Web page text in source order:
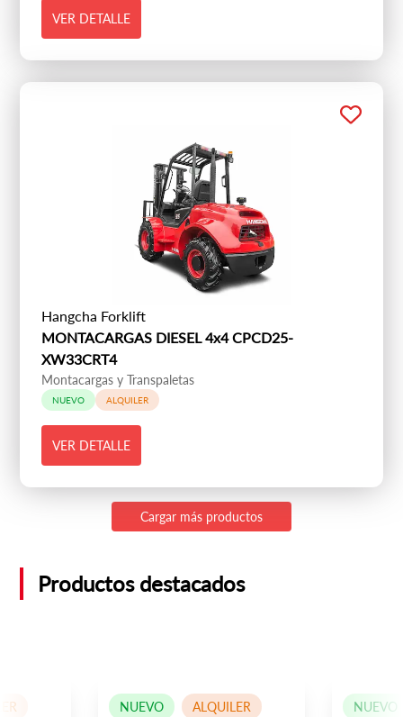
VER DETALLE
Hangcha Forklift
MONTACARGAS DIESEL 4x4 CPCD25-
XW33CRT4
Montacargas y Transpaletas
NUEVO ALQUILER
VER DETALLE
Cargar más productos
Productos destacados
NUEVO ALQUILER NUEVO